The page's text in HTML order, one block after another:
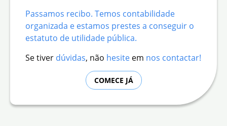
Passamos recibo. Temos contabilidade
organizada e estamos prestes a conseguir o
estatuto de utilidade pública.
Se tiver dúvidas, não hesite em nos contactar!
COMECE JÁ